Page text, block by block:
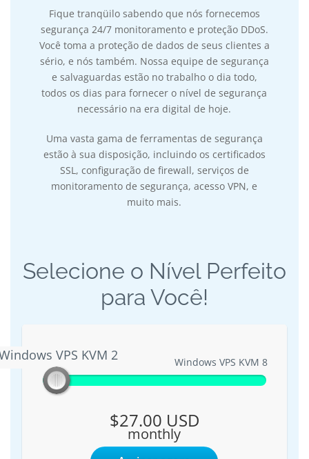
Fique tranqüilo sabendo que nós fornecemos
segurança 24/7 monitoramento e proteção DDoS.
Você toma a proteção de dados de seus clientes a
sério, e nós também. Nossa equipe de segurança
e salvaguardas estão no trabalho o dia todo,
todos os dias para fornecer o nível de segurança
necessário na era digital de hoje.
Uma vasta gama de ferramentas de segurança
estão à sua disposição, incluindo os certificados
SSL, configuração de firewall, serviços de
monitoramento de segurança, acesso VPN, e
muito mais.
Selecione o Nível Perfeito
para Você!
VPS KVM 2
Windows VPS KVM 2 Windows VPS KVM 8
$27.00 USD
monthly